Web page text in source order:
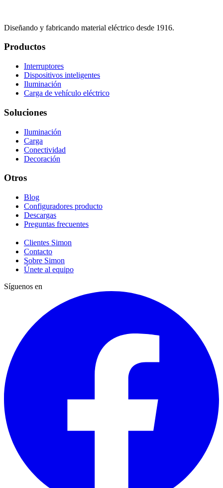
Diseñando y fabricando material eléctrico desde 1916.
Productos
Interruptores
Dispositivos inteligentes
Iluminación
Carga de vehículo eléctrico
Soluciones
Iluminación
Carga
Conectividad
Decoración
Otros
Blog
Configuradores producto
Descargas
Preguntas frecuentes
Clientes Simon
Contacto
Sobre Simon
Únete al equipo
Síguenos en